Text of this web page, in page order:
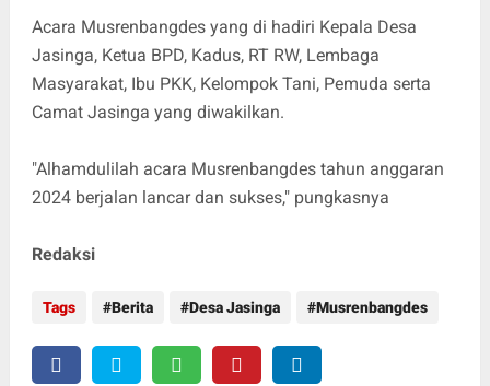
Acara Musrenbangdes yang di hadiri Kepala Desa
Jasinga, Ketua BPD, Kadus, RT RW, Lembaga
Masyarakat, Ibu PKK, Kelompok Tani, Pemuda serta
Camat Jasinga yang diwakilkan.
"Alhamdulilah acara Musrenbangdes tahun anggaran
2024 berjalan lancar dan sukses," pungkasnya
Redaksi
Tags Berita Desa Jasinga Musrenbangdes